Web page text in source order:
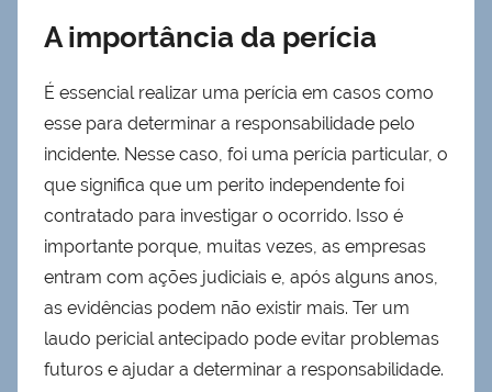
A importância da perícia
É essencial realizar uma perícia em casos como
esse para determinar a responsabilidade pelo
incidente. Nesse caso, foi uma perícia particular, o
que significa que um perito independente foi
contratado para investigar o ocorrido. Isso é
importante porque, muitas vezes, as empresas
entram com ações judiciais e, após alguns anos,
as evidências podem não existir mais. Ter um
laudo pericial antecipado pode evitar problemas
futuros e ajudar a determinar a responsabilidade.